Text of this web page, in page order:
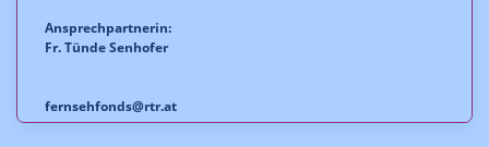
Ansprechpartnerin:
Fr. Tünde Senhofer
fernsehfonds@rtr.at